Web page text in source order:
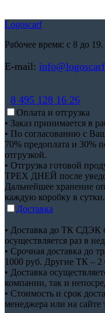
Logoscarf
Рабочее время: с 8 до
E-mail:
8 495 128 16 26
Оплата и отгрузка
• Заказ принимается в
• По согласованию с
70% предоплата и 30%
отгрузкой.
• Отгрузка готовой
ТРЕХ ДНЕЙ после
Дальнейшее хранение
каждую коробку в сутки.
Доставка
• Доставка до ТК СДЭК
осуществляется раз в
• Срочная доставка
1000 руб. Другие ТК – 2
• Доставка
компании, так и
• Стоимость и срок
менеджера или на